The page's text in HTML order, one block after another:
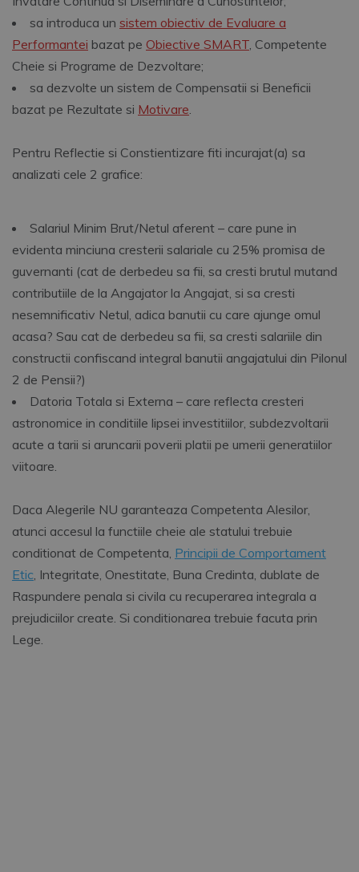
sa introduca un sistem obiectiv de Evaluare a
Performantei bazat pe Obiective SMART, Competente
Cheie si Programe de Dezvoltare;
sa dezvolte un sistem de Compensatii si Beneficii
bazat pe Rezultate si Motivare.
Pentru Reflectie si Constientizare fiti incurajat(a) sa
analizati cele 2 grafice:
Salariul Minim Brut/Netul aferent – care pune in
evidenta minciuna cresterii salariale cu 25% promisa de
guvernanti (cat de derbedeu sa fii, sa cresti brutul mutand
contributiile de la Angajator la Angajat, si sa cresti
nesemnificativ Netul, adica banutii cu care ajunge omul
acasa? Sau cat de derbedeu sa fii, sa cresti salariile din
constructii confiscand integral banutii angajatului din Pilonul
2 de Pensii?)
Datoria Totala si Externa – care reflecta cresteri
astronomice in conditiile lipsei investitiilor, subdezvoltarii
acute a tarii si aruncarii poverii platii pe umerii generatiilor
viitoare.
Daca Alegerile NU garanteaza Competenta Alesilor,
atunci accesul la functiile cheie ale statului trebuie
conditionat de Competenta, Principii de Comportament
Etic, Integritate, Onestitate, Buna Credinta, dublate de
Raspundere penala si civila cu recuperarea integrala a
prejudiciilor create. Si conditionarea trebuie facuta prin
Lege.